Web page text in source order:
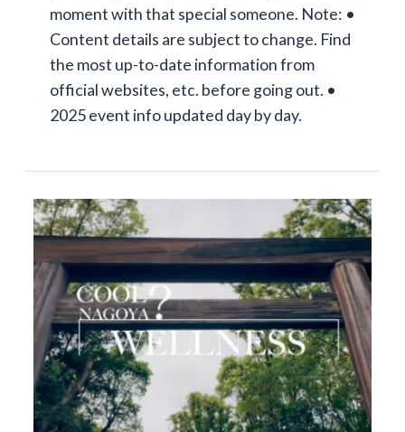
moment with that special someone. Note: •
Content details are subject to change. Find
the most up-to-date information from
official websites, etc. before going out. •
2025 event info updated day by day.